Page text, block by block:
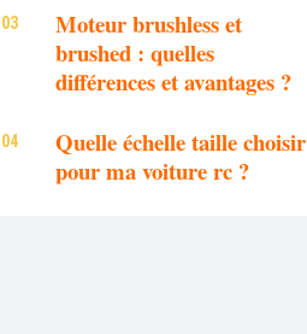
Moteur brushless et
brushed : quelles
différences et avantages ?
Quelle échelle taille choisir
pour ma voiture rc ?